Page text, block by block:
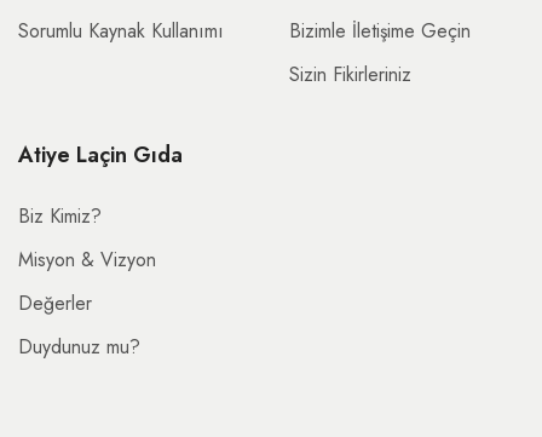
Sorumlu Kaynak Kullanımı
Bizimle İletişime Geçin
Sizin Fikirleriniz
Atiye Laçin Gıda
Biz Kimiz?
Misyon & Vizyon
Değerler
Duydunuz mu?